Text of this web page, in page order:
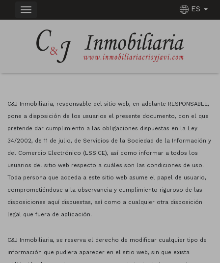
ES
C&J Inmobiliaria, responsable del sitio web, en adelante RESPONSABLE,
pone a disposición de los usuarios el presente documento, con el que
pretende dar cumplimiento a las obligaciones dispuestas en la Ley
34/2002, de 11 de julio, de Servicios de la Sociedad de la Información y
del Comercio Electrónico (LSSICE), así como informar a todos los
usuarios del sitio web respecto a cuáles son las condiciones de uso.
Toda persona que acceda a este sitio web asume el papel de usuario,
comprometiéndose a la observancia y cumplimiento riguroso de las
disposiciones aquí dispuestas, así como a cualquier otra disposición
legal que fuera de aplicación.
C&J Inmobiliaria, se reserva el derecho de modificar cualquier tipo de
información que pudiera aparecer en el sitio web, sin que exista